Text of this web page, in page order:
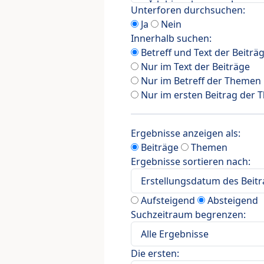
Unterforen durchsuchen:
Ja
Nein
Innerhalb suchen:
Betreff und Text der
Nur im Text der Beiträge
Nur im Betreff der Themen
Nur im ersten Beitrag der
Ergebnisse anzeigen als:
Beiträge
Themen
Ergebnisse sortieren nach:
Aufsteigend
Absteigend
Suchzeitraum begrenzen:
Die ersten: